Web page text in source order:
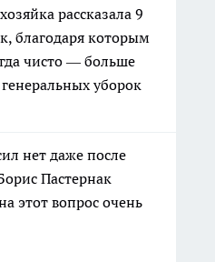
рассказала 9
благодаря которым
чисто — больше
уборок
нет даже после
Пастернак
этот вопрос очень